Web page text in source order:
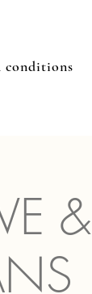
conditions
&